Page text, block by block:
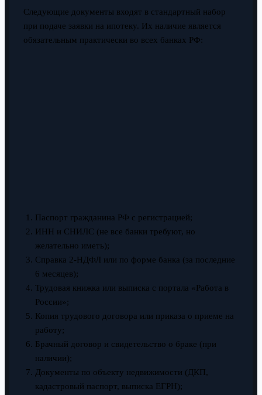
Следующие документы входят в стандартный набор
при подаче заявки на ипотеку. Их наличие является
обязательным практически во всех банках РФ:
Паспорт гражданина РФ с регистрацией;
ИНН и СНИЛС (не все банки требуют, но
желательно иметь);
Справка 2-НДФЛ или по форме банка (за последние
6 месяцев);
Трудовая книжка или выписка с портала «Работа в
России»;
Копия трудового договора или приказа о приеме на
работу;
Брачный договор и свидетельство о браке (при
наличии);
Документы по объекту недвижимости (ДКП,
кадастровый паспорт, выписка ЕГРН);